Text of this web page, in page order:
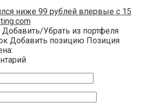
ниже 99 рублей впервые с 15
Добавить/Убрать из портфеля
Добавить позицию Позиция